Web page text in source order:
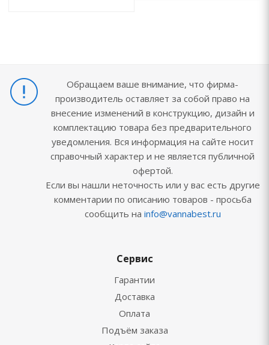
Обращаем ваше внимание, что фирма-
производитель оставляет за собой право на
внесение изменений в конструкцию, дизайн и
комплектацию товара без предварительного
уведомления. Вся информация на сайте носит
справочный характер и не является публичной
офертой.
Если вы нашли неточность или у вас есть другие
комментарии по описанию товаров - просьба
сообщить на info@vannabest.ru
Сервис
Гарантии
Доставка
Оплата
Подъём заказа